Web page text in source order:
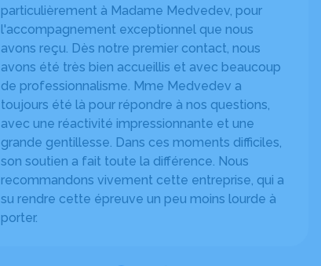
particulièrement à Madame Medvedev, pour
l'accompagnement exceptionnel que nous
avons reçu. Dès notre premier contact, nous
avons été très bien accueillis et avec beaucoup
de professionnalisme. Mme Medvedev a
toujours été là pour répondre à nos questions,
avec une réactivité impressionnante et une
grande gentillesse. Dans ces moments difficiles,
son soutien a fait toute la différence. Nous
recommandons vivement cette entreprise, qui a
su rendre cette épreuve un peu moins lourde à
porter.